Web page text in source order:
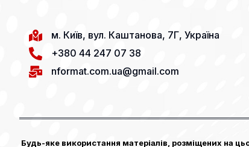
м. Київ, вул. Каштанова, 7Г, Україна
+380 44 247 07 38
nformat.com.ua@gmail.com
Будь-яке використання матеріалів, розміщених на